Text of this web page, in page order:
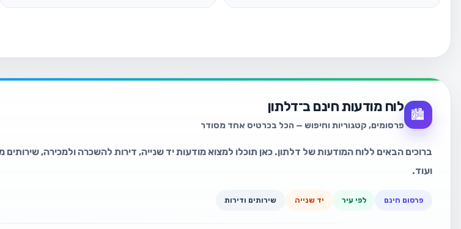
🏙️
לוח מודעות חינם ב־דלתון
פרסומים, קטגוריות וחיפוש — הכל בכרטיס אחד מסודר
ברוכים הבאים ללוח המודעות של דלתון. כאן תוכלו למצוא מודעות יד שנייה, דירות להשכרה ולמכירה,
ועוד.
פרסום חינם לפי עיר יד שנייה שירותים ודירות